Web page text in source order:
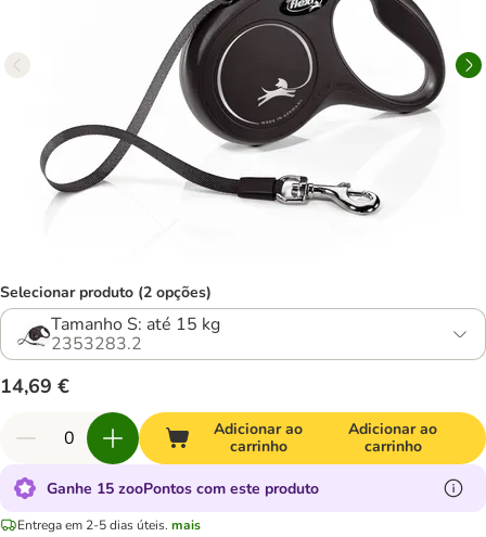
Selecionar produto (2 opções)
Tamanho S: até 15 kg
2353283.2
14,69 €
Adicionar ao
carrinho
Adicionar ao
carrinho
Ganhe 15 zooPontos com este produto
Entrega em 2-5 dias úteis. mais